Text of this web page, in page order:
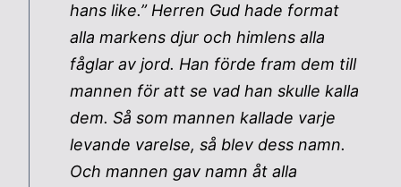
hans like.” Herren Gud hade format
alla markens djur och himlens alla
fåglar av jord. Han förde fram dem till
mannen för att se vad han skulle kalla
dem. Så som mannen kallade varje
levande varelse, så blev dess namn.
Och mannen gav namn åt alla